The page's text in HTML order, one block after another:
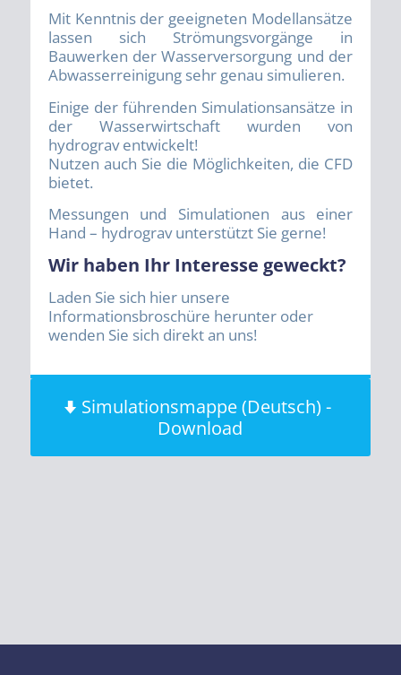
Mit Kenntnis der geeigneten Modellansätze
lassen sich Strömungsvorgänge in
Bauwerken der Wasserversorgung und der
Abwasserreinigung sehr genau simulieren.
Einige der führenden Simulationsansätze in
der Wasserwirtschaft wurden von
hydrograv entwickelt!
Nutzen auch Sie die Möglichkeiten, die CFD
bietet.
Messungen und Simulationen aus einer
Hand – hydrograv unterstützt Sie gerne!
Wir haben Ihr Interesse geweckt?
Laden Sie sich hier unsere
Informationsbroschüre herunter oder
wenden Sie sich direkt an uns!
Simulationsmappe (Deutsch) -
Download